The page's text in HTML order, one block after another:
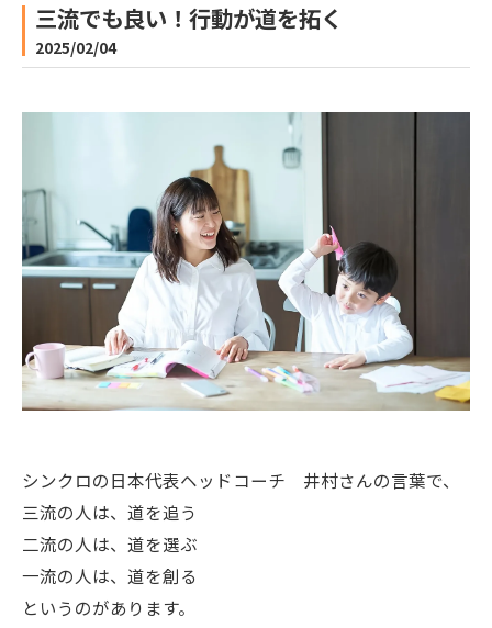
三流でも良い！行動が道を拓く
2025/02/04
シンクロの日本代表ヘッドコーチ 井村さんの言葉で、
三流の人は、道を追う
二流の人は、道を選ぶ
一流の人は、道を創る
というのがあります。